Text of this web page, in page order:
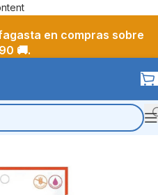
en compras sobre
🚚.